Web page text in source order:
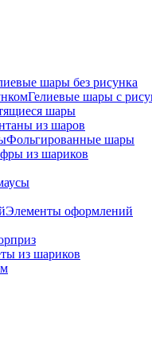
шары без рисунка
Гелиевые шары с
шары
из шаров
Фольгированные шары
из шариков
Элементы оформлений
из шариков